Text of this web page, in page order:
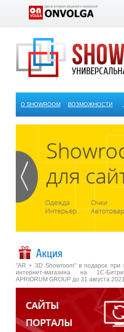
О SHOWROOM ВОЗМОЖНОСТИ
Акция
"AR + 3D Showroom" в подарок при
интернет-магазина на 1С-
APRIORUM GROUP до 31 августа